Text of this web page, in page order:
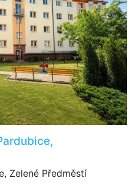
Zelené Předměstí